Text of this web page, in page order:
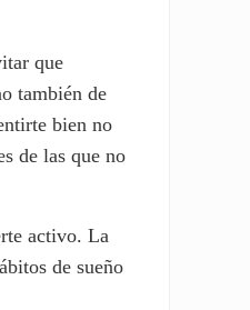
que
también de
bien no
de las que no
activo. La
de sueño